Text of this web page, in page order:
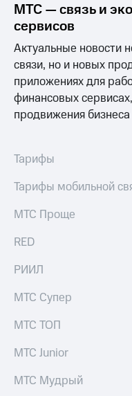
МТС — связь и
сервисов
Актуальные новости
связи, но и новых
приложениях для
финансовых
продвижения
Тарифы
Тарифы мобильной
МТС Проще
RED
РИИЛ
МТС Супер
МТС ТОП
МТС Junior
МТС Мудрый